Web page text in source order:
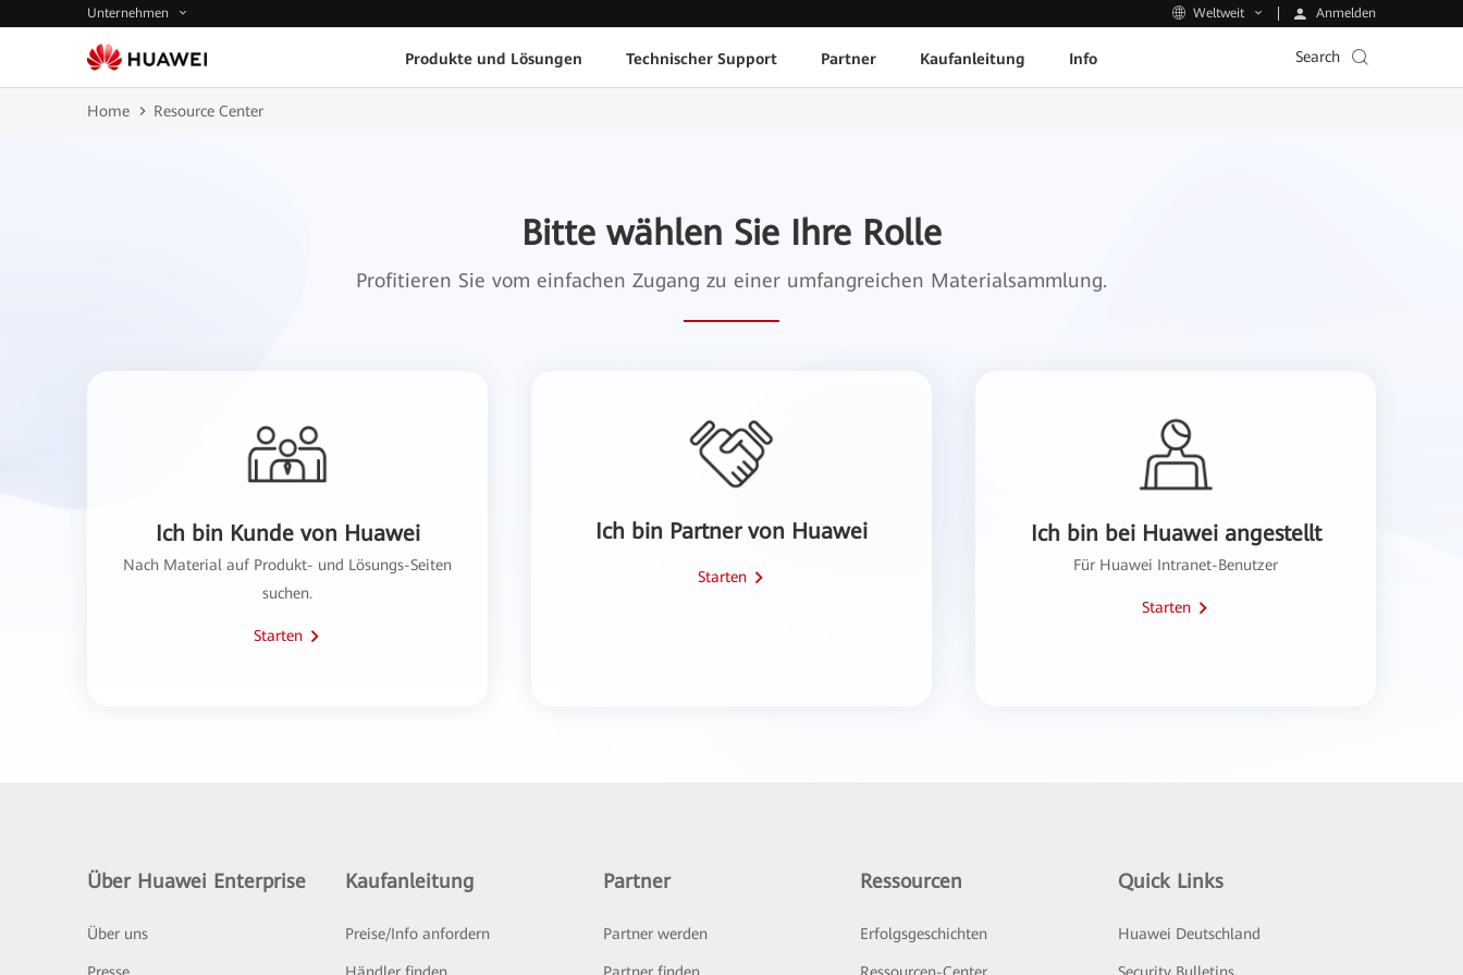
Unternehmen Weltweit Anmelden
Produkte und Lösungen Technischer Support Partner Kaufanleitung Info Search
Home Resource Center
Bitte wählen Sie Ihre Rolle
Profitieren Sie vom einfachen Zugang zu einer umfangreichen Materialsammlung.
Ich bin Kunde von Huawei
Nach Material auf Produkt- und Lösungs-Seiten
suchen.
Starten
Ich bin Partner von Huawei
Starten
Ich bin bei Huawei angestellt
Für Huawei Intranet-Benutzer
Starten
Über Huawei Enterprise
Über uns
Presse
Kaufanleitung
Preise/Info anfordern
Händler finden
Partner
Partner werden
Partner finden
Ressourcen
Erfolgsgeschichten
Ressourcen-Center
Quick Links
Huawei Deutschland
Security Bulletins